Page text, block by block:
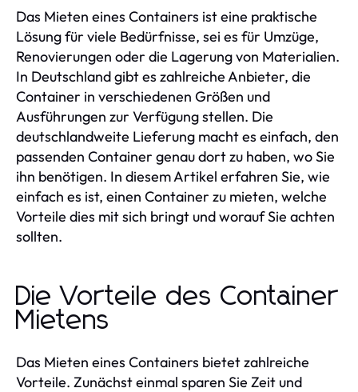
Das Mieten eines Containers ist eine praktische
Lösung für viele Bedürfnisse, sei es für Umzüge,
Renovierungen oder die Lagerung von Materialien.
In Deutschland gibt es zahlreiche Anbieter, die
Container in verschiedenen Größen und
Ausführungen zur Verfügung stellen. Die
deutschlandweite Lieferung macht es einfach, den
passenden Container genau dort zu haben, wo Sie
ihn benötigen. In diesem Artikel erfahren Sie, wie
einfach es ist, einen Container zu mieten, welche
Vorteile dies mit sich bringt und worauf Sie achten
sollten.
Die Vorteile des Container
Mietens
Das Mieten eines Containers bietet zahlreiche
Vorteile. Zunächst einmal sparen Sie Zeit und